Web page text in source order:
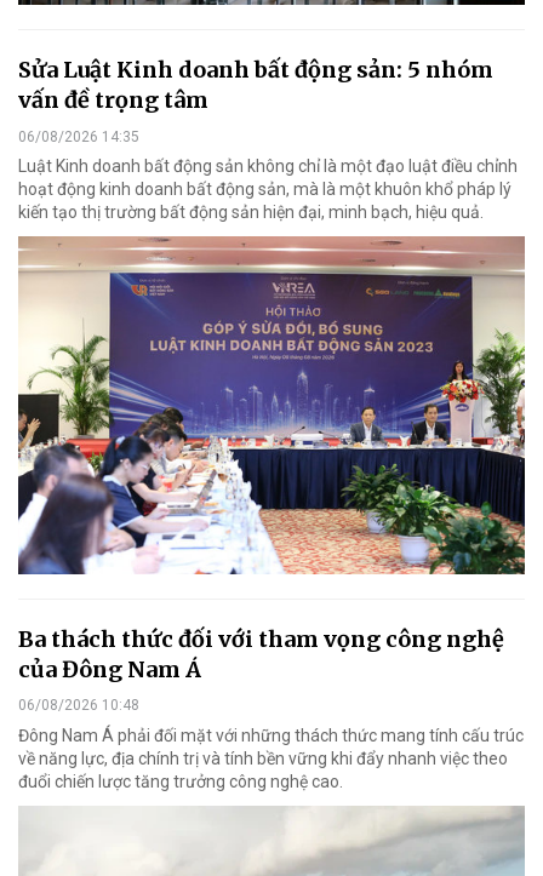
Sửa Luật Kinh doanh bất động sản: 5 nhóm
vấn đề trọng tâm
06/08/2026 14:35
Luật Kinh doanh bất động sản không chỉ là một đạo luật điều chỉnh
hoạt động kinh doanh bất động sản, mà là một khuôn khổ pháp lý
kiến tạo thị trường bất động sản hiện đại, minh bạch, hiệu quả.
Ba thách thức đối với tham vọng công nghệ
của Đông Nam Á
06/08/2026 10:48
Đông Nam Á phải đối mặt với những thách thức mang tính cấu trúc
về năng lực, địa chính trị và tính bền vững khi đẩy nhanh việc theo
đuổi chiến lược tăng trưởng công nghệ cao.